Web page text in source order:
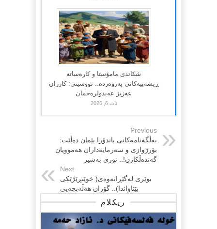
شکاندی مامۆستا و کارەساتە
ڕیشەییەکانی پەروەردە.. نووسینی: کارزان
عەزیز عەبدولرەحمان
ئاب 6, 2026
Previous
بەڵگەنامەکانی پاندۆرا پێمان دەڵێت:
بۆرژوازی و سەرمایەداران هەموویان
گەندەڵکارن!.. نوری بەشیر
Next
بوێری لەگێڕانەوەی( خوێنڕێژێکی
بێتاواندا).. گۆران هەڵەبجەیی
ریکلام